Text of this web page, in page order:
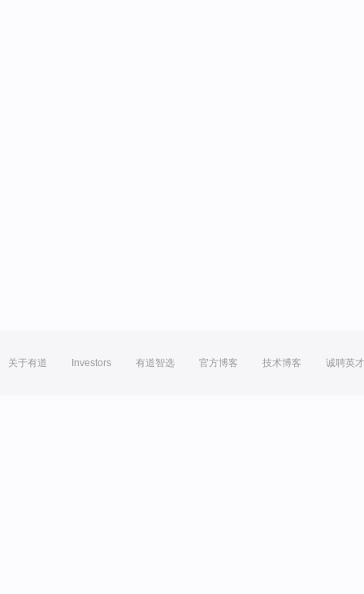
关于有道 Investors 有道智选 官方博客 技术博客 诚聘英才